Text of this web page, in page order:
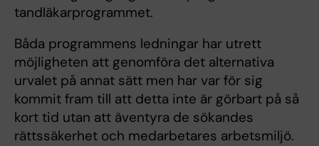
tandläkarprogrammet.
Båda programmens ledningar har utrett
möjligheten att genomföra det alternativa
urvalet på annat sätt men har var för sig
kommit fram till att detta inte är görbart på så
kort tid utan att äventyra de sökandes
rättssäkerhet och medarbetares arbetsmiljö.